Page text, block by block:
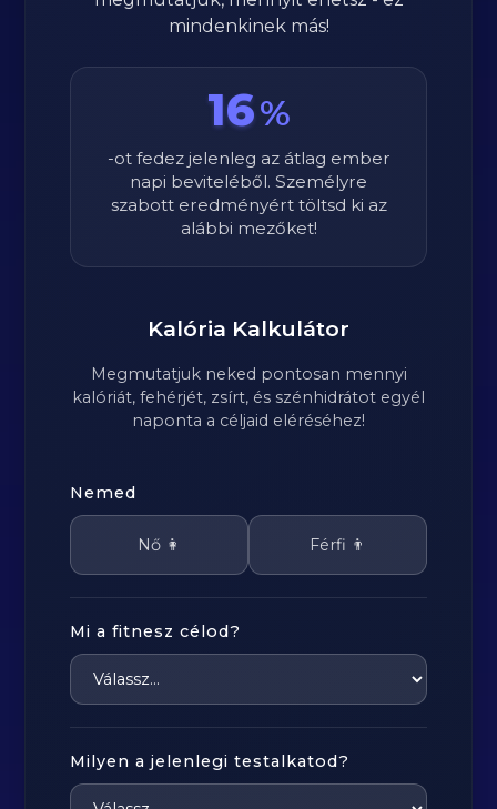
mindenkinek más!
16%
-ot fedez jelenleg az átlag ember
napi beviteléből. Személyre
szabott eredményért töltsd ki az
alábbi mezőket!
Kalória Kalkulátor
Megmutatjuk neked pontosan mennyi
kalóriát, fehérjét, zsírt, és szénhidrátot egyél
naponta a céljaid eléréséhez!
Nemed
Nő 👩 Férfi 👨
Mi a fitnesz célod?
Milyen a jelenlegi testalkatod?